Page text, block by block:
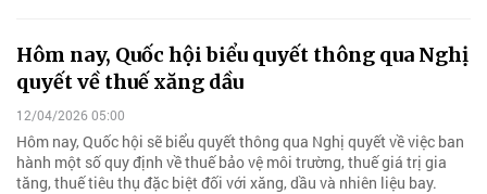
Hôm nay, Quốc hội biểu quyết thông qua Nghị
quyết về thuế xăng dầu
12/04/2026 05:00
Hôm nay, Quốc hội sẽ biểu quyết thông qua Nghị quyết về việc ban
hành một số quy định về thuế bảo vệ môi trường, thuế giá trị gia
tăng, thuế tiêu thụ đặc biệt đối với xăng, dầu và nhiên liệu bay.